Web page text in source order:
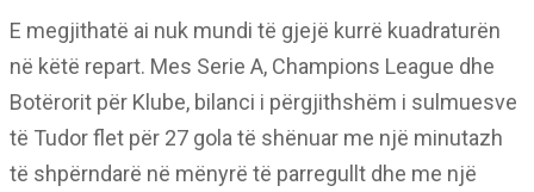
E megjithatë ai nuk mundi të gjejë kurrë kuadraturën
në këtë repart. Mes Serie A, Champions League dhe
Botërorit për Klube, bilanci i përgjithshëm i sulmuesve
të Tudor flet për 27 gola të shënuar me një minutazh
të shpërndarë në mënyrë të parregullt dhe me një